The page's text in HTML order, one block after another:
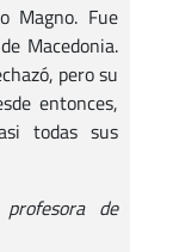
Magno. Fue
Macedonia.
pero su
entonces,
todas sus
de